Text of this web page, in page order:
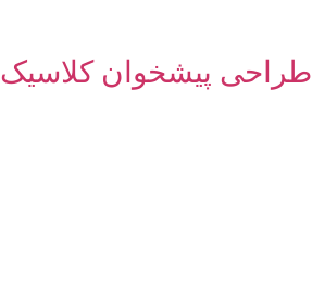
طراحی پیشخوان کلاسیک